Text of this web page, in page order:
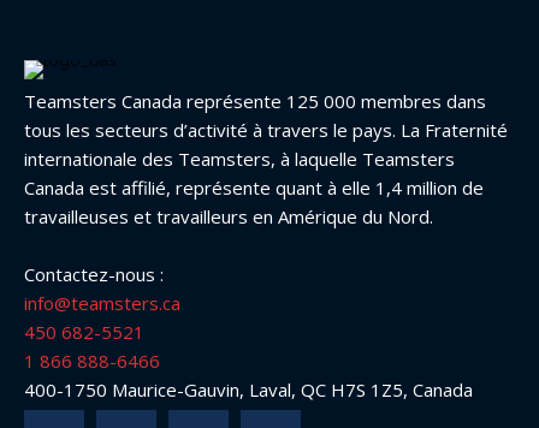
Teamsters Canada représente 125 000 membres dans
tous les secteurs d’activité à travers le pays. La Fraternité
internationale des Teamsters, à laquelle Teamsters
Canada est affilié, représente quant à elle 1,4 million de
travailleuses et travailleurs en Amérique du Nord.
Contactez-nous :
info@teamsters.ca
450 682-5521
1 866 888-6466
400-1750 Maurice-Gauvin, Laval, QC H7S 1Z5, Canada